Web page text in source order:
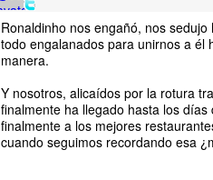
Ronaldinho nos engañó, nos
todo engalanados para unirnos a él
manera.
Y nosotros, alicaídos por la rotura
finalmente ha llegado hasta los
finalmente a los mejores
cuando seguimos recordando esa